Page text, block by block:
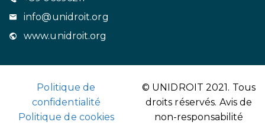
info@unidroit.org
www.unidroit.org
Politique de
confidentialité
Politique de cookies
© UNIDROIT 2021. Tous
droits réservés. Avis de
non-responsabilité